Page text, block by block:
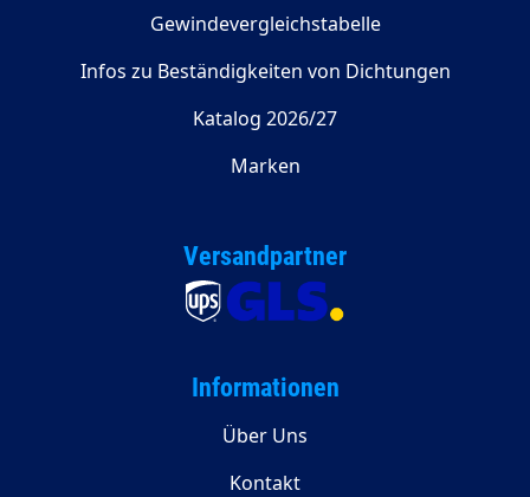
Gewindevergleichstabelle
Infos zu Beständigkeiten von Dichtungen
Katalog 2026/27
Marken
Versandpartner
Informationen
Über Uns
Kontakt